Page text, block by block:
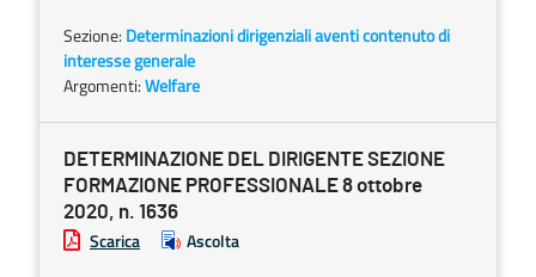
Sezione: Determinazioni dirigenziali aventi contenuto di
interesse generale
Argomenti:Welfare
DETERMINAZIONE DEL DIRIGENTE SEZIONE
FORMAZIONE PROFESSIONALE 8 ottobre
2020, n. 1636
Scarica Ascolta